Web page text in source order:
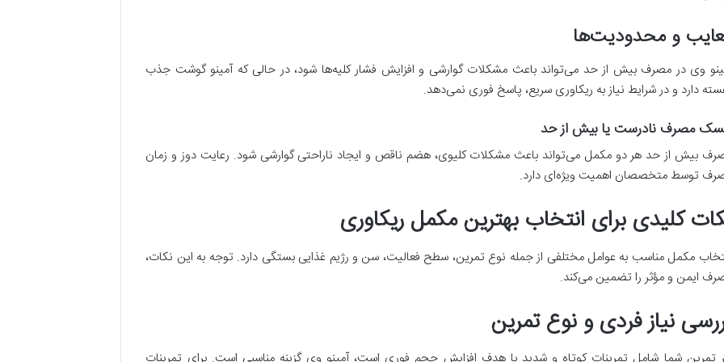
و محدودیت‌ها
وی در مصرف بیش از حد می‌تواند باعث مشکلات گوارشی و افزایش فشار کلیه‌ها شود، در حالی که آمینو گوشت جذب
دارد و در شرایط نیاز به ریکاوری سریع، پاسخ فوری نمی‌دهد.
مصرف نادرست یا بیش از حد
بیش از حد هر دو مکمل می‌تواند باعث مشکلات کلیوی، هضم ناقص و ایجاد ناراحتی گوارشی شود. رعایت دوز و زمان
توسط متخصصان اهمیت ویژه‌ای دارد.
کلیدی برای انتخاب بهترین مکمل ریکاوری
مکمل مناسب به عوامل مختلفی از جمله نوع تمرین، سطح فعالیت، سن و رژیم غذایی بستگی دارد. توجه به این نکات،
ایمن و مؤثر را تضمین می‌کند.
نیاز فردی و نوع تمرین